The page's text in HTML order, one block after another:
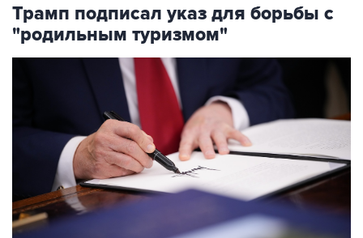
Трамп подписал указ для борьбы с
"родильным туризмом"